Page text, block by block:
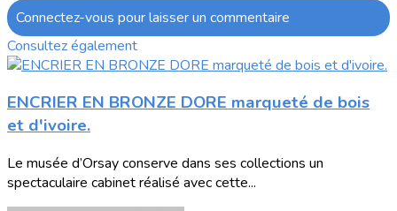
Connectez-vous pour laisser un commentaire
Consultez également
ENCRIER EN BRONZE DORE marqueté de bois
et d'ivoire.
Le musée d’Orsay conserve dans ses collections un
spectaculaire cabinet réalisé avec cette...